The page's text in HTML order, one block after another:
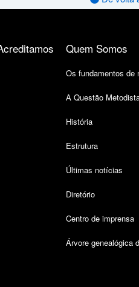
Quem Somos
Os fundamentos de
A Questão
História
Estrutura
Últimas notícias
Diretório
Centro de imprensa
Árvore genealógica